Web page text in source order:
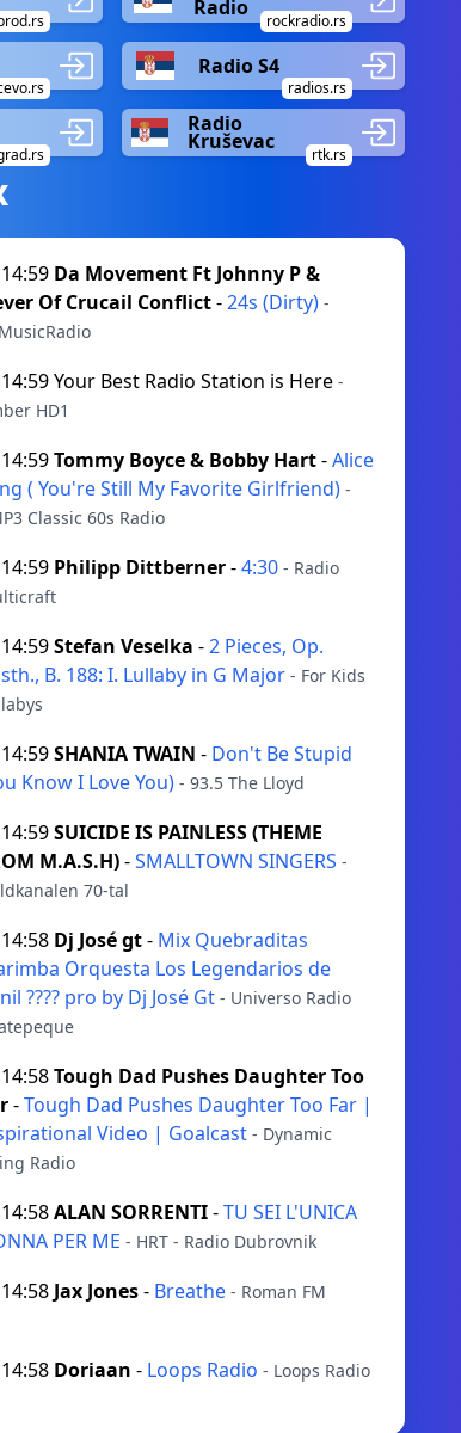
Radio
rockradio.rs
Radio S4
radios.rs
Radio
Kruševac
rtk.rs
14:59 Da Movement Ft Johnny P &
Of Crucail Conflict-24s (Dirty) -
14:59Your Best Radio Station is Here -
HD1
14:59Tommy Boyce & Bobby Hart-Alice
( You're Still My Favorite Girlfriend) -
Classic 60s Radio
14:59 Philipp Dittberner-4:30 - Radio
14:59Stefan Veselka -2 Pieces, Op.
B. 188: I. Lullaby in G Major - For Kids
14:59SHANIA TWAIN - Don't Be Stupid
Know I Love You) - 93.5 The Lloyd
14:59SUICIDE IS PAINLESS (THEME
M.A.S.H)-SMALLTOWN SINGERS -
70-tal
14:58 Dj José gt- Mix Quebraditas
Orquesta Los Legendarios de
???? pro by Dj José Gt - Universo Radio
14:58Tough Dad Pushes Daughter Too
-Tough Dad Pushes Daughter Too Far |
Video | Goalcast - Dynamic
Radio
14:58ALAN SORRENTI-TU SEI L'UNICA
PER ME - HRT - Radio Dubrovnik
14:58 Jax Jones- Breathe - Roman FM
14:58 Doriaan - Loops Radio - Loops Radio